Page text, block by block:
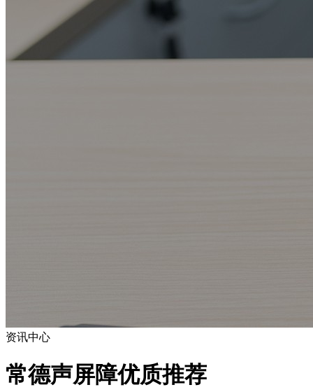
资讯中心
常德声屏障优质推荐